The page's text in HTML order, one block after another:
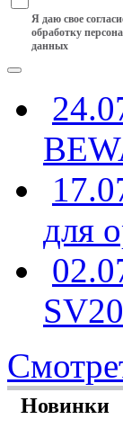
Я даю свое
обработку
данных
для
Новинки